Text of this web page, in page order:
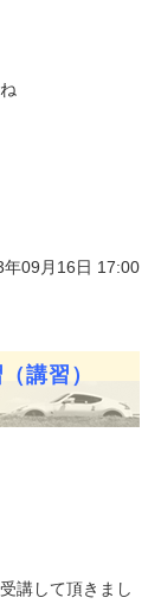
年09月16日 17:00
講習）
講して頂きまし